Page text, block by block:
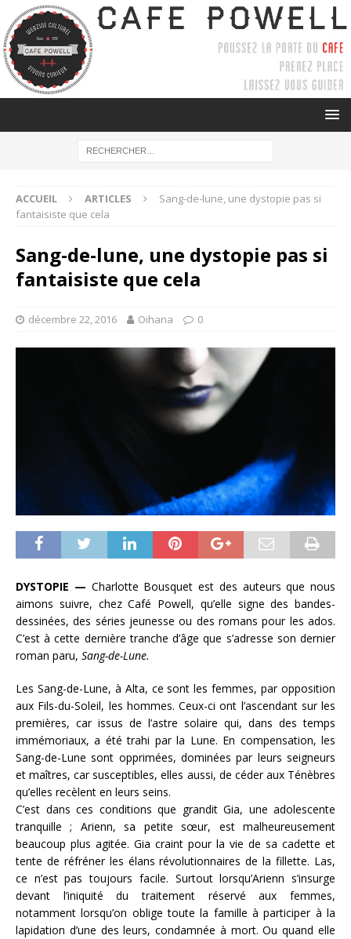
ACCUEIL ARTICLES
Sang-de-lune, une dystopie pas si
fantaisiste que cela
Sang-de-lune, une dystopie pas si
fantaisiste que cela
décembre 22, 2016 Oihana 0
DYSTOPIE — Charlotte Bousquet est des auteurs que nous
aimons suivre, chez Café Powell, qu’elle signe des bandes-
dessinées, des séries jeunesse ou des romans pour les ados.
C’est à cette dernière tranche d’âge que s’adresse son dernier
roman paru, Sang-de-Lune.
Les Sang-de-Lune, à Alta, ce sont les femmes, par opposition
aux Fils-du-Soleil, les hommes. Ceux-ci ont l’ascendant sur les
premières, car issus de l’astre solaire qui, dans des temps
immémoriaux, a été trahi par la Lune. En compensation, les
Sang-de-Lune sont opprimées, dominées par leurs seigneurs
et maîtres, car susceptibles, elles aussi, de céder aux Ténèbres
qu’elles recèlent en leurs seins.
C’est dans ces conditions que grandit Gia, une adolescente
tranquille ; Arienn, sa petite sœur, est malheureusement
beaucoup plus agitée. Gia craint pour la vie de sa cadette et
tente de réfréner les élans révolutionnaires de la fillette. Las,
ce n’est pas toujours facile. Surtout lorsqu’Arienn s’insurge
devant l’iniquité du traitement réservé aux femmes,
notamment lorsqu’on oblige toute la famille à participer à la
lapidation d’une des leurs, condamnée à mort. Ou quand elle